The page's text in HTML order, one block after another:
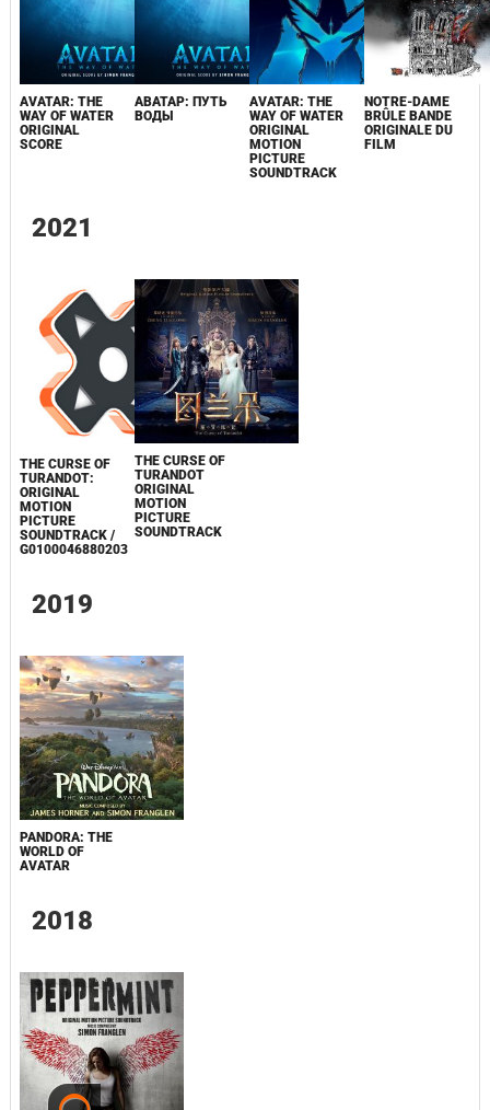
AVATAR: THE
WAY OF WATER
ORIGINAL
SCORE
АВАТАР: ПУТЬ
ВОДЫ
AVATAR: THE
WAY OF WATER
ORIGINAL
MOTION
PICTURE
SOUNDTRACK
NOTRE-DAME
BRÛLE BANDE
ORIGINALE DU
FILM
2021
THE CURSE OF
TURANDOT:
ORIGINAL
MOTION
PICTURE
SOUNDTRACK /
G0100046880203
THE CURSE OF
TURANDOT
ORIGINAL
MOTION
PICTURE
SOUNDTRACK
2019
PANDORA: THE
WORLD OF
AVATAR
2018